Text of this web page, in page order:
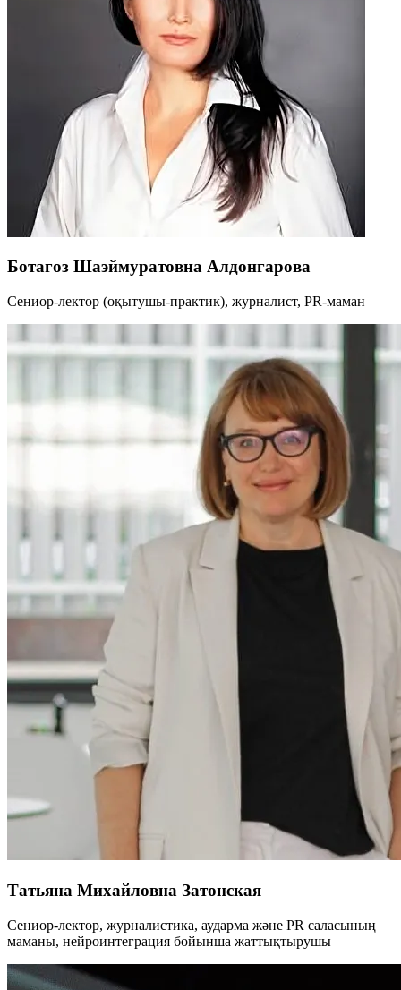
Ботагоз Шаэймуратовна Алдонгарова
Cениор-лектор (оқытушы-практик), журналист, PR-маман
Татьяна Михайловна Затонская
Сениор-лектор, журналистика, аударма және PR саласының
маманы, нейроинтеграция бойынша жаттықтырушы